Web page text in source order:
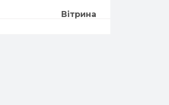
Вітрина